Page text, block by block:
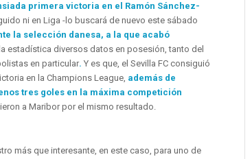
primera victoria en el Ramón Sánchez-
ni en Liga -lo buscará de nuevo este sábado
la selección danesa, a la que acabó
estadística diversos datos en posesión, tanto del
en particular. Y es que, el Sevilla FC consiguió
en la Champions League, además de
tres goles en la máxima competición
a Maribor por el mismo resultado.
más que interesante, en este caso, para uno de